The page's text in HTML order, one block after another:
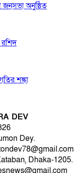
জনসভা অনুষ্ঠিত
শঙ্কা
DEV
Dey.
Dhaka-1205.